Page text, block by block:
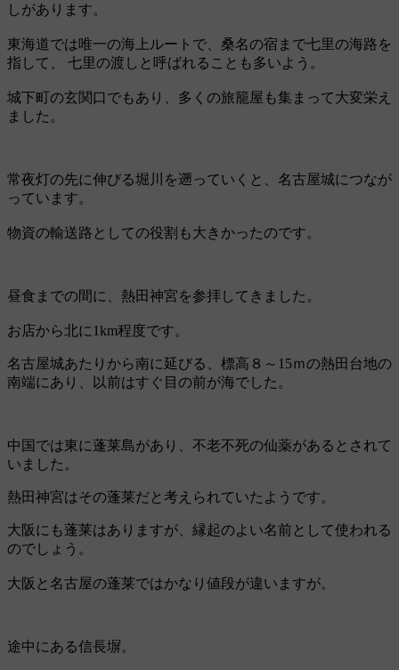
しがあります。
東海道では唯一の海上ルートで、桑名の宿まで七里の海路を
指して、 七里の渡しと呼ばれることも多いよう。
城下町の玄関口でもあり、多くの旅籠屋も集まって大変栄え
ました。
常夜灯の先に伸びる堀川を遡っていくと、名古屋城につなが
っています。
物資の輸送路としての役割も大きかったのです。
昼食までの間に、熱田神宮を参拝してきました。
お店から北に1km程度です。
名古屋城あたりから南に延びる、標高８～15ｍの熱田台地の
南端にあり、以前はすぐ目の前が海でした。
中国では東に蓬莱島があり、不老不死の仙薬があるとされて
いました。
熱田神宮はその蓬莱だと考えられていたようです。
大阪にも蓬莱はありますが、縁起のよい名前として使われる
のでしょう。
大阪と名古屋の蓬莱ではかなり値段が違いますが。
途中にある信長塀。